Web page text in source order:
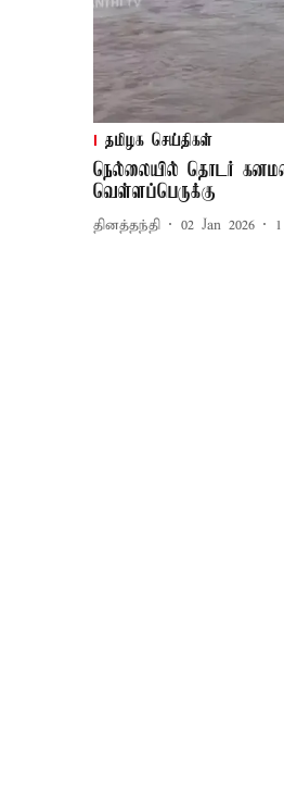
தமிழக செய்திகள்
நெல்லையில் தொடர்
வெள்ளப்பெருக்கு
தினத்தந்தி 02 Jan 2026 1